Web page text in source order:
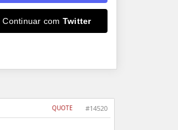
Continuar com Twitter
#14520
QUOTE